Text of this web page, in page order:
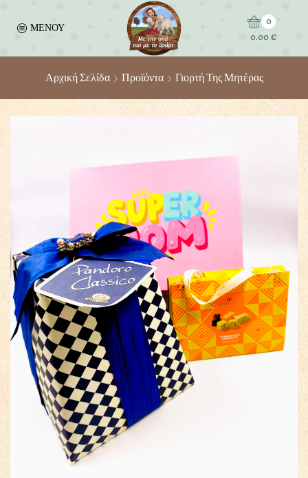
ΜΕΝΟΥ
0
0.00€
Αρχική Σελίδα Προϊόντα Γιορτή Της Μητέρας